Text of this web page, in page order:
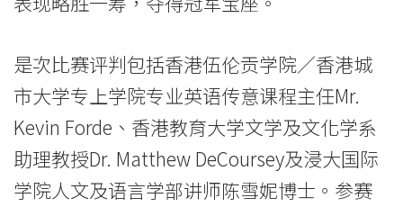
开
演
讲
技
巧
是次比赛评判包括香港伍伦贡学院／香港城
市大学专上学院专业英语传意课程主任Mr.
Kevin Forde、香港教育大学文学及文化学系
助理教授Dr. Matthew DeCoursey及浸大国际
学院人文及语言学部讲师陈雪妮博士。参赛